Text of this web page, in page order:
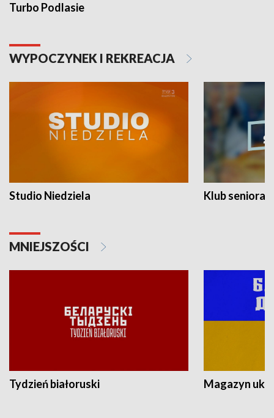
Turbo Podlasie
WYPOCZYNEK I REKREACJA
Studio Niedziela Klub seniora
MNIEJSZOŚCI
Tydzień białoruski Magazyn